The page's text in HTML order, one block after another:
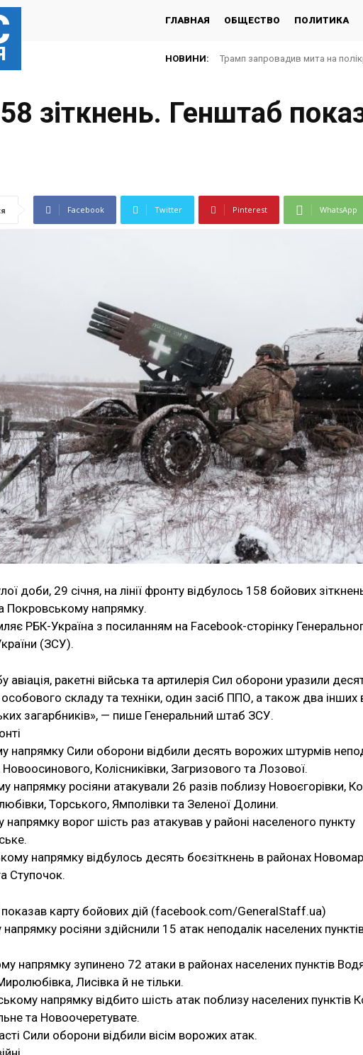
ГЛАВНАЯ ОБЩЕСТВО ПОЛИТИКА
НОВИНИ: Трамп запровадив мита на
зіткнень. Генштаб
Facebook Twitter Pinterest WhatsApp
доби, 29 січня, на лінії фронту відбулось 158 бойових
Покровському напрямку.
РБК-Україна з посиланням на Facebook-сторінку
(ЗСУ).
авіація, ракетні війська та артилерія Сил оборони уразили
складу та техніки, один засіб ППО, а також два інших
загарбників», — пише Генеральний штаб ЗСУ.
напрямку Сили оборони відбили десять ворожих штурмів
Новоосинового, Колісниківки, Загризового та Лозової.
напрямку росіяни атакували 26 разів поблизу Новоєгорівки,
Торського, Ямполівки та Зеленої Долини.
напрямку ворог шість раз атакував у районі населеного пункту
напрямку відбулось десять боєзіткнень в районах
Ступочок.
карту бойових дій (facebook.com/GeneralStaff.ua)
росіяни здійснили 15 атак неподалік населених
напрямку зупинено 72 атаки в районах населених пунктів
Лисівка й не тільки.
напрямку відбито шість атак поблизу населених пунктів
та Новоочеретувате.
Сили оборони відбили вісім ворожих атак.